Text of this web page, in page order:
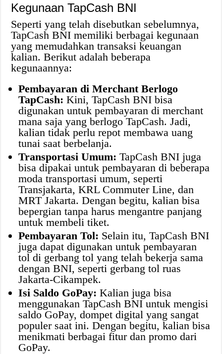
Kegunaan TapCash BNI
Seperti yang telah disebutkan sebelumnya,
TapCash BNI memiliki berbagai kegunaan
yang memudahkan transaksi keuangan
kalian. Berikut adalah beberapa
kegunaannya:
Pembayaran di Merchant Berlogo
TapCash: Kini, TapCash BNI bisa
digunakan untuk pembayaran di merchant
mana saja yang berlogo TapCash. Jadi,
kalian tidak perlu repot membawa uang
tunai saat berbelanja.
Transportasi Umum: TapCash BNI juga
bisa dipakai untuk pembayaran di beberapa
moda transportasi umum, seperti
Transjakarta, KRL Commuter Line, dan
MRT Jakarta. Dengan begitu, kalian bisa
bepergian tanpa harus mengantre panjang
untuk membeli tiket.
Pembayaran Tol: Selain itu, TapCash BNI
juga dapat digunakan untuk pembayaran
tol di gerbang tol yang telah bekerja sama
dengan BNI, seperti gerbang tol ruas
Jakarta-Cikampek.
Isi Saldo GoPay: Kalian juga bisa
menggunakan TapCash BNI untuk mengisi
saldo GoPay, dompet digital yang sangat
populer saat ini. Dengan begitu, kalian bisa
menikmati berbagai fitur dan promo dari
GoPay.